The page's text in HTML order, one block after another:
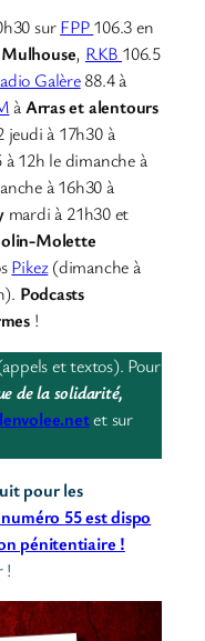
surFPP106.3 en
Mulhouse, RKB 106.5
Galère88.4 à
àArras et alentours
jeudi à 17h30 à
à 12h le dimanche à
à 16h30 à
mardi à 21h30 et
Molette
Pikez(dimanche à
Podcasts
!
et textos). Pour
de la solidarité,
et sur
pour les
55 est dispo
pénitentiaire !
!